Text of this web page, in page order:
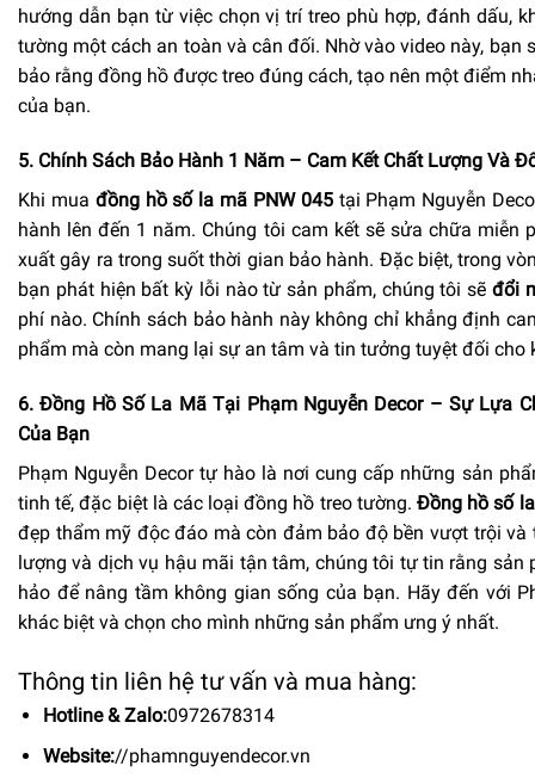
hướng dẫn bạn từ việc chọn vị trí treo phù hợp, đánh dấu,
tường một cách an toàn và cân đối. Nhờ vào video này,
bảo rằng đồng hồ được treo đúng cách, tạo nên một điểm
của bạn.
5. Chính Sách Bảo Hành 1 Năm – Cam Kết Chất Lượng Và
Khi mua đồng hồ số la mã PNW 045tại Phạm Nguyễn
hành lên đến 1 năm. Chúng tôi cam kết sẽ sửa chữa
xuất gây ra trong suốt thời gian bảo hành. Đặc biệt, trong
bạn phát hiện bất kỳ lỗi nào từ sản phẩm, chúng tôi sẽ đổi
phí nào. Chính sách bảo hành này không chỉ khẳng định
phẩm mà còn mang lại sự an tâm và tin tưởng tuyệt đối cho
6. Đồng Hồ Số La Mã Tại Phạm Nguyễn Decor – Sự Lựa
Của Bạn
Phạm Nguyễn Decor tự hào là nơi cung cấp những sản
tinh tế, đặc biệt là các loại đồng hồ treo tường. Đồng hồ số
đẹp thẩm mỹ độc đáo mà còn đảm bảo độ bền vượt trội và
lượng và dịch vụ hậu mãi tận tâm, chúng tôi tự tin rằng
hảo để nâng tầm không gian sống của bạn. Hãy đến với
khác biệt và chọn cho mình những sản phẩm ưng ý nhất.
Thông tin liên hệ tư vấn và mua hàng:
Hotline & Zalo:0972678314
Website://phamnguyendecor.vn